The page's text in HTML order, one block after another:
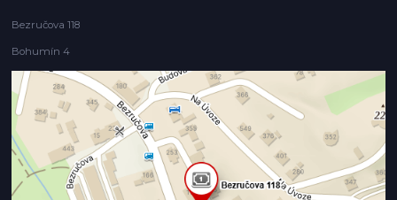
Bezručova 118
Bohumín 4